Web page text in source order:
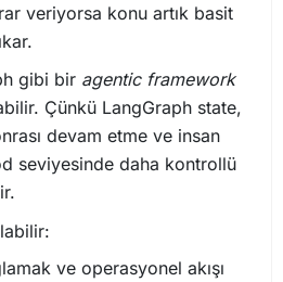
veriyorsa konu artık basit
gibi bir agentic framework
Çünkü LangGraph state,
devam etme ve insan
seviyesinde daha kontrollü
ve operasyonel akışı